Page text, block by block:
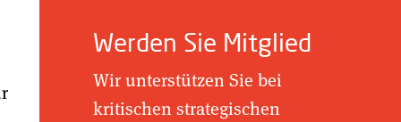
Werden Sie Mitglied
Wir unterstützen Sie bei
kritischen strategischen